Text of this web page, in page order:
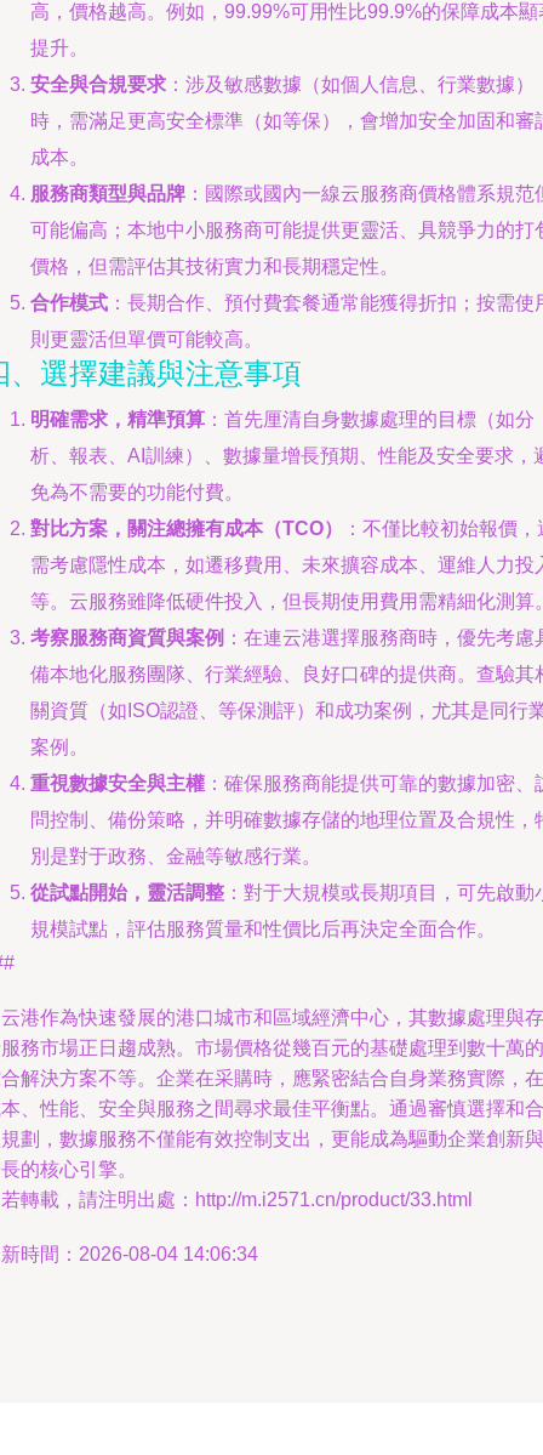
高，價格越高。例如，99.99%可用性比99.9%的保障成本顯
提升。
安全與合規要求 ：涉及敏感數據（如個人信息、行業數據）
時，需滿足更高安全標準（如等保），會增加安全加固和審
成本。
服務商類型與品牌 ：國際或國內一線云服務商價格體系規范
可能偏高；本地中小服務商可能提供更靈活、具競爭力的打
價格，但需評估其技術實力和長期穩定性。
合作模式 ：長期合作、預付費套餐通常能獲得折扣；按需使
則更靈活但單價可能較高。
、選擇建議與注意事項
明確需求，精準預算 ：首先厘清自身數據處理的目標（如分
析、報表、AI訓練）、數據量增長預期、性能及安全要求，
免為不需要的功能付費。
對比方案，關注總擁有成本（TCO）
：不僅比較初始報價，
需考慮隱性成本，如遷移費用、未來擴容成本、運維人力投
等。云服務雖降低硬件投入，但長期使用費用需精細化測算
考察服務商資質與案例 ：在連云港選擇服務商時，優先考慮
備本地化服務團隊、行業經驗、良好口碑的提供商。查驗其
關資質（如ISO認證、等保測評）和成功案例，尤其是同行
案例。
重視數據安全與主權 ：確保服務商能提供可靠的數據加密、
問控制、備份策略，并明確數據存儲的地理位置及合規性，
別是對于政務、金融等敏感行業。
從試點開始，靈活調整 ：對于大規模或長期項目，可先啟動
規模試點，評估服務質量和性價比后再決定全面合作。
港作為快速發展的港口城市和區域經濟中心，其數據處理與存
務市場正日趨成熟。市場價格從幾百元的基礎處理到數十萬的
解決方案不等。企業在采購時，應緊密結合自身業務實際，在
、性能、安全與服務之間尋求最佳平衡點。通過審慎選擇和合
劃，數據服務不僅能有效控制支出，更能成為驅動企業創新與
的核心引擎。
轉載，請注明出處：http://m.i2571.cn/product/33.html
時間：2026-08-04 14:06:34